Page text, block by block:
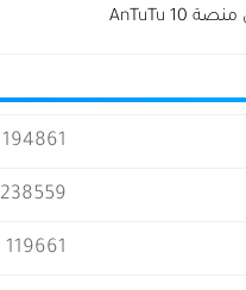
194861
238559
119661